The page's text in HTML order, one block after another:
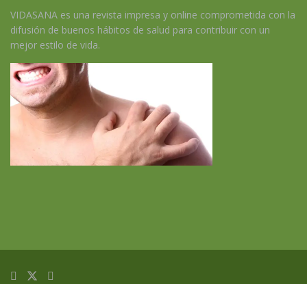
VIDASANA es una revista impresa y online comprometida con la
difusión de buenos hábitos de salud para contribuir con un
mejor estilo de vida.